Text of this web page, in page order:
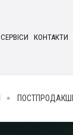
СЕРВІСИ КОНТАКТИ